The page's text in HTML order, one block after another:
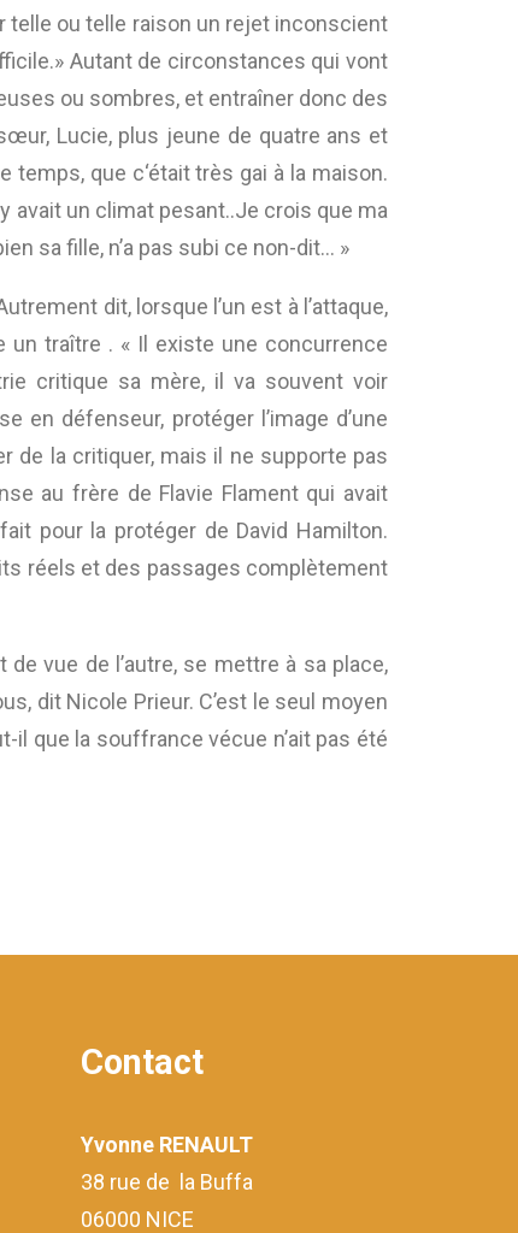
telle ou telle raison un rejet inconscient
Autant de circonstances qui vont
ou sombres, et entraîner donc des
Lucie, plus jeune de quatre ans et
temps, que c‘était très gai à la maison.
avait un climat pesant..Je crois que ma
sa fille, n’a pas subi ce non-dit… »
dit, lorsque l’un est à l’attaque,
un traître . « Il existe une concurrence
critique sa mère, il va souvent voir
défenseur, protéger l’image d’une
de la critiquer, mais il ne supporte pas
au frère de Flavie Flament qui avait
pour la protéger de David Hamilton.
réels et des passages complètement
vue de l’autre, se mettre à sa place,
dit Nicole Prieur. C’est le seul moyen
il que la souffrance vécue n’ait pas été
Contact
Yvonne RENAULT
38 rue de la Buffa
06000 NICE